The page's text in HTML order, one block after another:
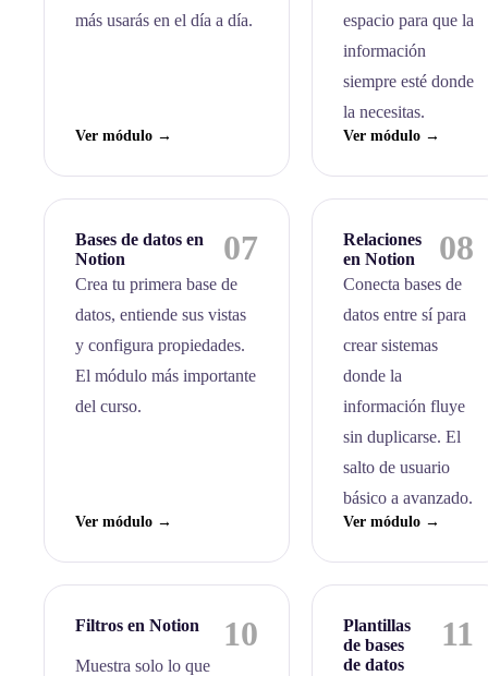
más usarás en el día a día.
Ver módulo →
espacio para que la
información
siempre esté donde
la necesitas.
Ver módulo →
Bases de datos en
Notion
07
Crea tu primera base de
datos, entiende sus vistas
y configura propiedades.
El módulo más importante
del curso.
Ver módulo →
Relaciones
en Notion
08
Conecta bases de
datos entre sí para
crear sistemas
donde la
información fluye
sin duplicarse. El
salto de usuario
básico a avanzado.
Ver módulo →
Filtros en Notion 10
Muestra solo lo que
Plantillas
de bases
de datos
11